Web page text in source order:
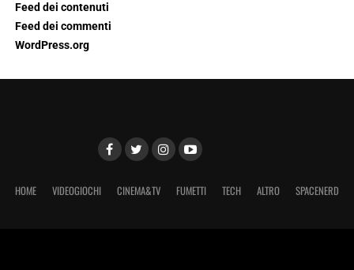
Feed dei contenuti
Feed dei commenti
WordPress.org
HOME VIDEOGIOCHI CINEMA&TV FUMETTI TECH ALTRO SPACENERD